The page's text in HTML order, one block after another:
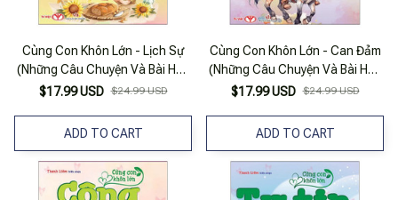
Cùng Con Khôn Lớn - Lịch Sự
(Những Câu Chuyện Và Bài Học
Hay Ươm Mầm Tính Cách Cho
$17.99 USD $24.99 USD
ADD TO CART
Cùng Con Khôn Lớn - Can Đảm
(Những Câu Chuyện Và Bài Học
Hay Ươm Mầm Tính Cách Cho
$17.99 USD $24.99 USD
ADD TO CART